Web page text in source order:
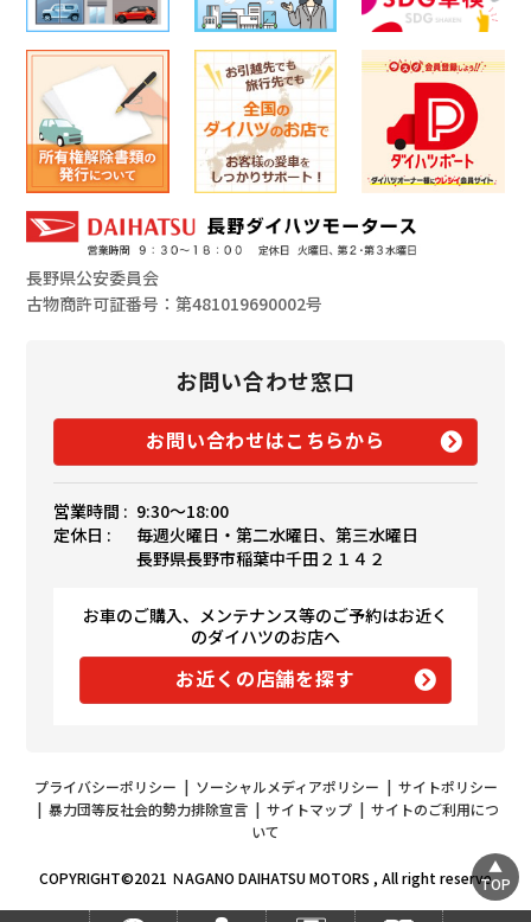
長野県公安委員会
古物商許可証番号：第481019690002号
お問い合わせ窓口
お問い合わせはこちらから
営業時間 : 9:30〜18:00
定休日 :
毎週火曜日・第二水曜日、第三水曜日
長野県長野市稲葉中千田２１４２
お車のご購入、メンテナンス等のご予約はお近く
のダイハツのお店へ
お近くの店舗を探す
プライバシーポリシー | ソーシャルメディアポリシー | サイトポリシー
| 暴力団等反社会的勢力排除宣言| サイトマップ| サイトのご利用につ
いて
COPYRIGHT©2021 ＮAGANO DAIHATSU MOTORS , All right reserveTOP